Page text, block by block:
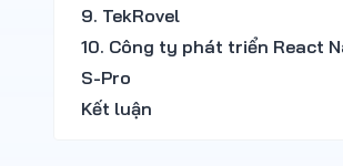
9. TekRovel
10. Công ty phát triển React
S-Pro
Kết luận